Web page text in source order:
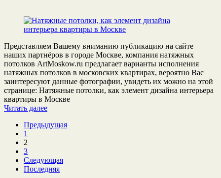
Представляем Вашему вниманию публикацию на сайте
наших партнёров в городе Москве, компания натяжных
потолков ArtMoskow.ru предлагает варианты исполнения
натяжных потолков в московских квартирах, вероятно Вас
заинтересуют данные фотографии, увидеть их можно на этой
странице: Натяжные потолки, как элемент дизайна интерьера
квартиры в Москве
Читать далее
Предыдущая
1
2
3
Следующая
Последняя